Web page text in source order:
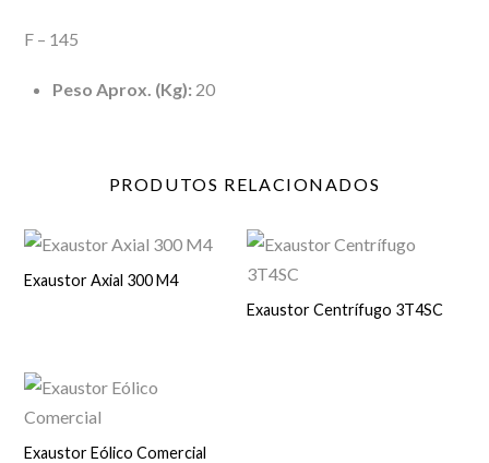
F – 145
Peso Aprox. (Kg): 20
PRODUTOS RELACIONADOS
Exaustor Axial 300 M4
Exaustor Centrífugo 3T4SC
Exaustor Eólico Comercial